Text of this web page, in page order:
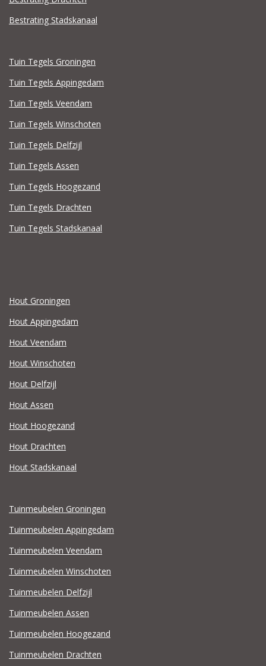
Bestrating Stadskanaal
Tuin Tegels Groningen
Tuin Tegels Appingedam
Tuin Tegels Veendam
Tuin Tegels Winschoten
Tuin Tegels Delfzijl
Tuin Tegels Assen
Tuin Tegels Hoogezand
Tuin Tegels Drachten
Tuin Tegels Stadskanaal
Hout Groningen
Hout Appingedam
Hout Veendam
Hout Winschoten
Hout Delfzijl
Hout Assen
Hout Hoogezand
Hout Drachten
Hout Stadskanaal
Tuinmeubelen Groningen
Tuinmeubelen Appingedam
Tuinmeubelen Veendam
Tuinmeubelen Winschoten
Tuinmeubelen Delfzijl
Tuinmeubelen Assen
Tuinmeubelen Hoogezand
Tuinmeubelen Drachten